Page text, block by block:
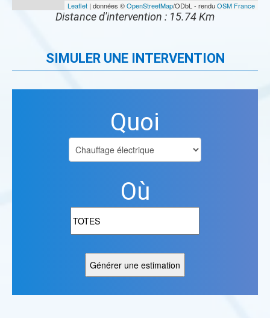
Leaflet | données ©OpenStreetMap/ODbL - renduOSM France
Distance d'intervention : 15.74 Km
SIMULER UNE INTERVENTION
Quoi
Où